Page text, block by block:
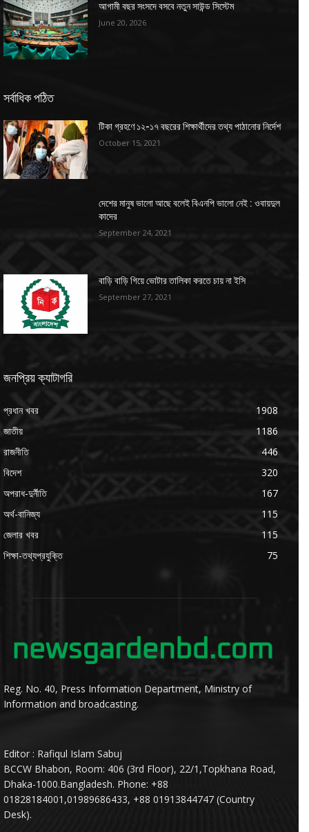
আগামী বছর সংসদে বসবে নতুন সাউন্ড সিস্টেম
June 20, 2026
সর্বাধিক পঠিত
টিকা গ্রহণে ১২-১৭ বছরের শিক্ষার্থীদের তথ্য পাঠানোর নির্দেশ
October 15, 2021
দেশের মানুষ ভালো আছে বলেই বিএনপি ভালো নেই : ওবায়দুল
কাদের
September 24, 2021
বাড়ি বাড়ি গিয়ে ভোটার তালিকা করতে চায় না ইসি
September 27, 2021
জনপ্রিয় ক্যাটাগরি
প্রধান খবর
1908
জাতীয়
1186
রাজনীতি
446
বিদেশ
320
অপরাধ-দুর্নীতি
167
অর্থ-বানিজ্য
115
জেলার খবর
115
শিক্ষা-তথ্যপ্রযুক্তি
75
Reg. No. 40, Press Information Department, Ministry of
Information and broadcasting.
Editor : Rafiqul Islam Sabuj
BCCW Bhabon, Room: 406 (3rd Floor), 22/1,Topkhana Road,
Dhaka-1000.Bangladesh. Phone: +88
01828184001,01989686433, +88 01913844747 (Country
Desk).